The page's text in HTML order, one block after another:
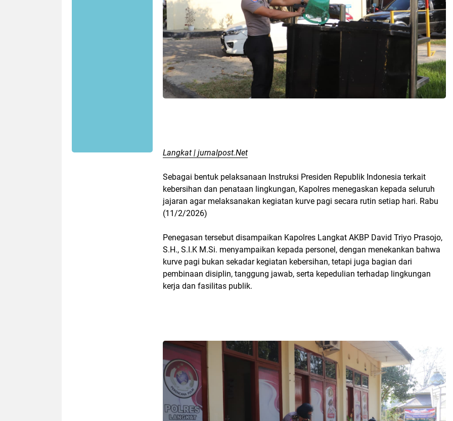
Langkat | jurnalpost.Net
Sebagai bentuk pelaksanaan Instruksi Presiden Republik Indonesia terkait
kebersihan dan penataan lingkungan, Kapolres menegaskan kepada seluruh
jajaran agar melaksanakan kegiatan kurve pagi secara rutin setiap hari. Rabu
(11/2/2026)
Penegasan tersebut disampaikan Kapolres Langkat AKBP David Triyo Prasojo,
S.H., S.I.K M.Si. menyampaikan kepada personel, dengan menekankan bahwa
kurve pagi bukan sekadar kegiatan kebersihan, tetapi juga bagian dari
pembinaan disiplin, tanggung jawab, serta kepedulian terhadap lingkungan
kerja dan fasilitas publik.